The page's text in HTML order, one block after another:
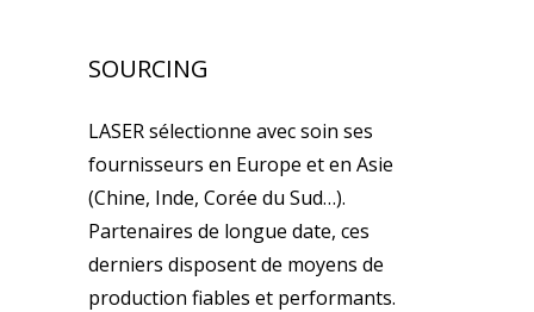
SOURCING
LASER sélectionne avec soin ses
fournisseurs en Europe et en Asie
(Chine, Inde, Corée du Sud…).
Partenaires de longue date, ces
derniers disposent de moyens de
production fiables et performants.